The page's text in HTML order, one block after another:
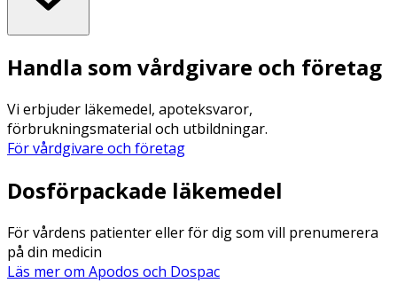
Handla som vårdgivare och företag
Vi erbjuder läkemedel, apoteksvaror,
förbrukningsmaterial och utbildningar.
För vårdgivare och företag
Dosförpackade läkemedel
För vårdens patienter eller för dig som vill prenumerera
på din medicin
Läs mer om Apodos och Dospac